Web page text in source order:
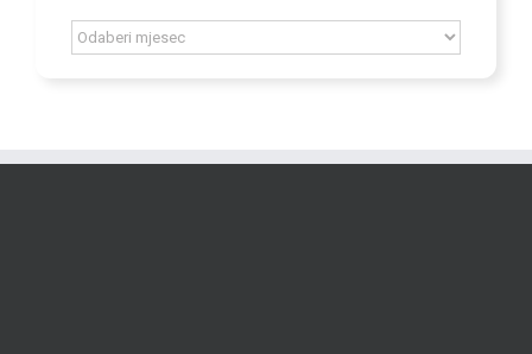
Archív